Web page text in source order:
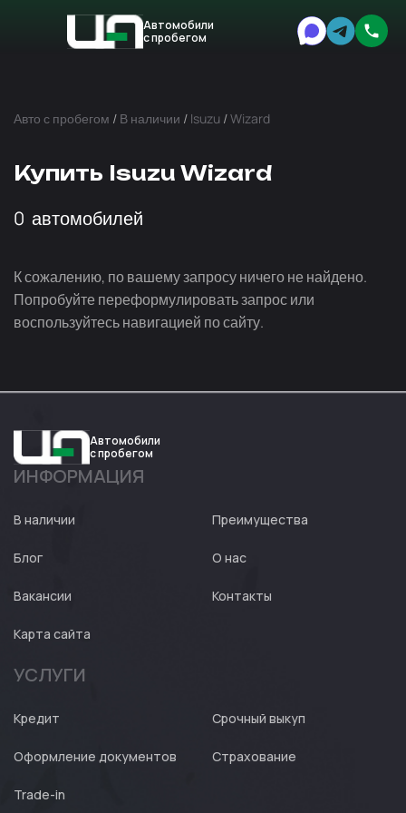
Автомобили
с пробегом
Авто с пробегом / В наличии / Isuzu /Wizard
Купить Isuzu Wizard
0 автомобилей
К сожалению, по вашему запросу ничего не найдено.
Попробуйте переформулировать запрос или
воспользуйтесь навигацией по сайту.
Авто
Автомобили
с пробегом
ИНФОРМАЦИЯ
В наличии Преимущества
Блог О нас
Вакансии Контакты
Карта сайта
УСЛУГИ
Кредит Срочный выкуп
Оформление документов Страхование
Trade-in